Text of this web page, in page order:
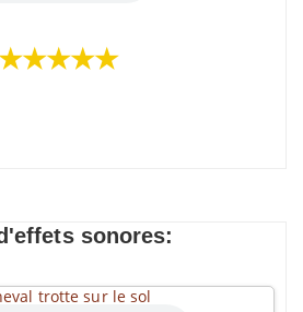
★★★★★
sonores:
trotte sur le sol